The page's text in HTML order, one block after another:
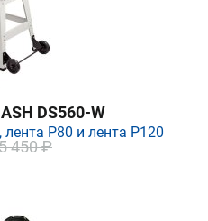
DS560-W
P80 и лента P120
450 ₽